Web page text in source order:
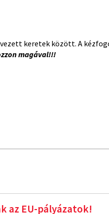
keretek között. A
magával!!!